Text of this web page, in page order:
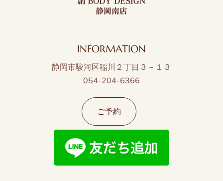
INFORMATION
静岡市駿河区稲川２丁目３－１３
054-204-6366
ご予約